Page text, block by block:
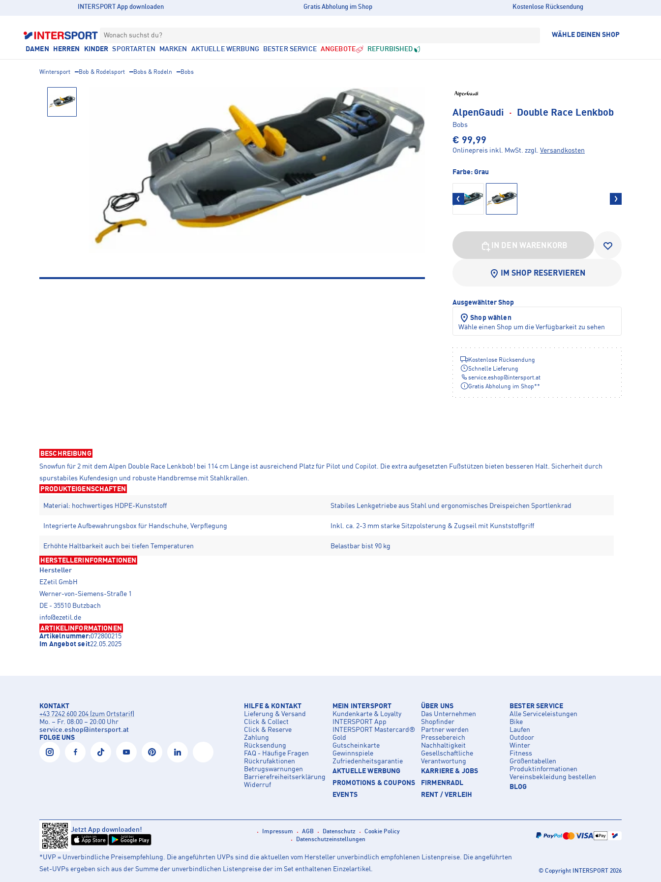
INTERSPORT App downloaden Gratis Abholung im Shop Kostenlose Rücksendung
Wonach suchst du? WÄHLE DEINEN SHOP
DAMEN HERREN KINDER SPORTARTEN MARKEN AKTUELLE WERBUNG BESTER SERVICE ANGEBOTE REFURBISHED
Wintersport Bob & Rodelsport Bobs & Rodeln Bobs
AlpenGaudi · Double Race Lenkbob
Bobs
€ 99,99
Onlinepreis inkl. MwSt. zzgl. Versandkosten
Farbe: Grau
IN DEN WARENKORB
IM SHOP RESERVIEREN
Ausgewählter Shop
Shop wählen
Wähle einen Shop um die Verfügbarkeit zu sehen
Kostenlose Rücksendung
Schnelle Lieferung
service.eshop@intersport.at
Gratis Abholung im Shop**
BESCHREIBUNG
Snowfun für 2 mit dem Alpen Double Race Lenkbob! bei 114 cm Länge ist ausreichend Platz für Pilot und Copilot. Die extra aufgesetzten Fußstützen bieten besseren Halt. Sicherheit durch
spurstabiles Kufendesign und robuste Handbremse mit Stahlkrallen.
PRODUKTEIGENSCHAFTEN
Material: hochwertiges HDPE-Kunststoff Stabiles Lenkgetriebe aus Stahl und ergonomisches Dreispeichen Sportlenkrad
Integrierte Aufbewahrungsbox für Handschuhe, Verpflegung Inkl. ca. 2-3 mm starke Sitzpolsterung & Zugseil mit Kunststoffgriff
Erhöhte Haltbarkeit auch bei tiefen Temperaturen Belastbar bist 90 kg
HERSTELLERINFORMATIONEN
Hersteller
EZetil GmbH
Werner-von-Siemens-Straße 1
DE - 35510 Butzbach
info@ezetil.de
ARTIKELINFORMATIONEN
Artikelnummer:072800215
Im Angebot seit22.05.2025
KONTAKT
+43 7242 600 204 (zum Ortstarif)
Mo. – Fr. 08:00 – 20:00 Uhr
service.eshop@intersport.at
FOLGE UNS
HILFE & KONTAKT
Lieferung & Versand
Click & Collect
Click & Reserve
Zahlung
Rücksendung
FAQ - Häufige Fragen
Rückrufaktionen
Betrugswarnungen
Barrierefreiheitserklärung
Widerruf
MEIN INTERSPORT
Kundenkarte & Loyalty
INTERSPORT App
INTERSPORT Mastercard®
Gold
Gutscheinkarte
Gewinnspiele
Zufriedenheitsgarantie
AKTUELLE WERBUNG
PROMOTIONS & COUPONS
EVENTS
ÜBER UNS
Das Unternehmen
Shopfinder
Partner werden
Pressebereich
Nachhaltigkeit
Gesellschaftliche
Verantwortung
KARRIERE & JOBS
FIRMENRADL
RENT / VERLEIH
BESTER SERVICE
Alle Serviceleistungen
Bike
Laufen
Outdoor
Winter
Fitness
Größentabellen
Produktinformationen
Vereinsbekleidung bestellen
BLOG
Jetzt App downloaden!
Laden im
App Store
Jetzt bei
Google Play
Impressum AGB Datenschutz
Cookie Policy
Datenschutzeinstellungen
*UVP = Unverbindliche Preisempfehlung. Die angeführten UVPs sind die aktuellen vom Hersteller unverbindlich empfohlenen Listenpreise. Die angeführten
Set-UVPs ergeben sich aus der Summe der unverbindlichen Listenpreise der im Set enthaltenen Einzelartikel.
© Copyright INTERSPORT 2026